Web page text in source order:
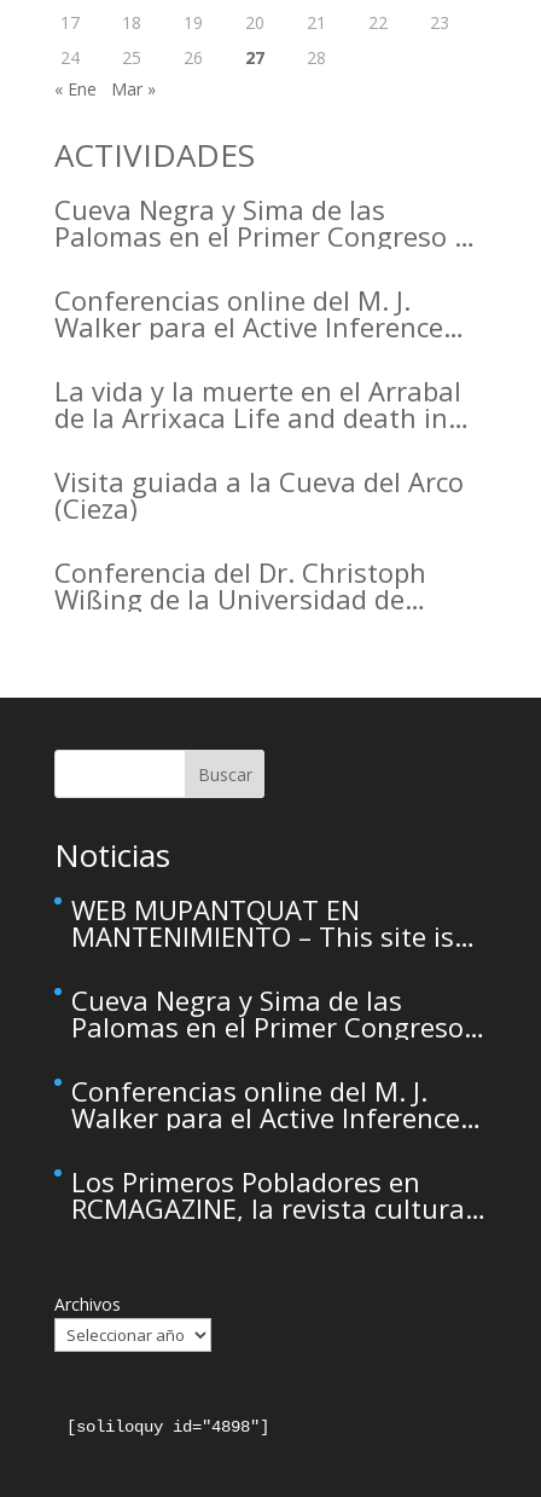
17
18 19 20 21 22
23
24
25 26 27
28
« Ene
Mar »
ACTIVIDADES
Cueva Negra y Sima de las
Palomas en el Primer Congreso de
Murcia organizado por el CDL
Conferencias online del M. J.
Walker para el Active Inference
La vida y la muerte en el Arrabal
de la Arrixaca Life and death in
Visita guiada a la Cueva del Arco
(Cieza)
Conferencia del Dr. Christoph
Wißing de la Universidad de
versus early modern humans:
pattern Buscar
Noticias
WEB MUPANTQUAT EN
MANTENIMIENTO – This site is
maintenance
Cueva Negra y Sima de las
Palomas en el Primer Congreso
Murcia organizado por el CDL
Conferencias online del M. J.
Walker para el Active Inference
Los Primeros Pobladores en
RCMAGAZINE, la revista cultural
Archivos
[soliloquy id="4898"]